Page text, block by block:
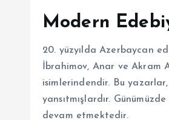
Modern
20. yüzyılda Azerbaycan
İbrahimov, Anar ve Akram
isimlerindendir. Bu
yansıtmışlardır.
devam etmektedir.